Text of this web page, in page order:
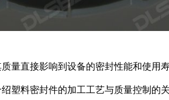
量直接影响到设备的密封性能和使用
塑料密封件的加工工艺与质量控制的